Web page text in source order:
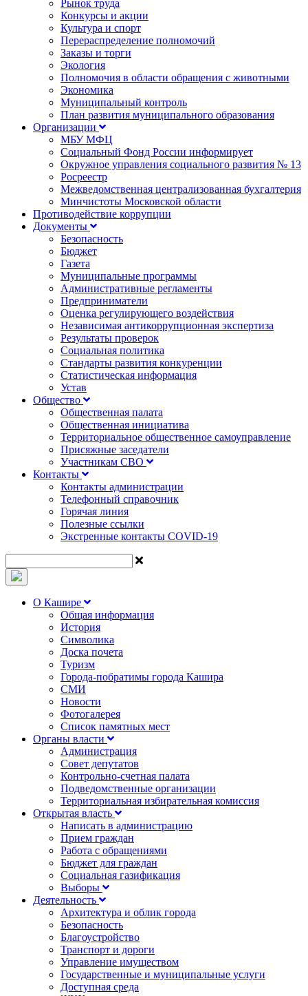
Рынок труда
Конкурсы и акции
Культура и спорт
Перераспределение полномочий
Заказы и торги
Экология
Полномочия в области обращения с животными
Экономика
Муниципальный контроль
План развития муниципального образования
Организации
МБУ МФЦ
Социальный Фонд России информирует
Окружное управления социального развития № 13
Росреестр
Межведомственная централизованная бухгалтерия
Минчистоты Московской области
Противодействие коррупции
Документы
Безопасность
Бюджет
Газета
Муниципальные программы
Административные регламенты
Предприниматели
Оценка регулирующего воздействия
Независимая антикоррупционная экспертиза
Результаты проверок
Социальная политика
Стандарты развития конкуренции
Статистическая информация
Устав
Общество
Общественная палата
Общественная инициатива
Территориальное общественное самоуправление
Присяжные заседатели
Участникам СВО
Контакты
Контакты администрации
Телефонный справочник
Горячая линия
Полезные ссылки
Экстренные контакты COVID-19
О Кашире
Общая информация
История
Символика
Доска почета
Туризм
Города-побратимы города Кашира
СМИ
Новости
Фотогалерея
Список памятных мест
Органы власти
Администрация
Совет депутатов
Контрольно-счетная палата
Подведомственные организации
Территориальная избирательная комиссия
Открытая власть
Написать в администрацию
Прием граждан
Работа с обращениями
Бюджет для граждан
Социальная газификация
Выборы
Деятельность
Архитектура и облик города
Безопасность
Благоустройство
Транспорт и дороги
Управление имуществом
Государственные и муниципальные услуги
Доступная среда